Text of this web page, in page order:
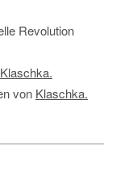
Revolution
Klaschka.
von Klaschka.